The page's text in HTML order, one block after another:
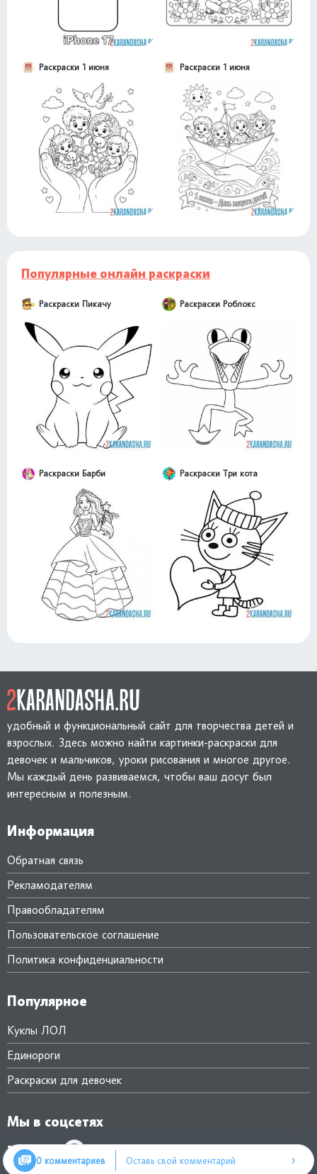
Раскраски 1 июня Раскраски 1 июня
Популярные онлайн раскраски
Раскраски Пикачу Раскраски Роблокс
Раскраски Барби Раскраски Три кота
0 комментариев Оставь свой комментарий ›
удобный и функциональный сайт для творчества детей и
взрослых. Здесь можно найти картинки-раскраски для
девочек и мальчиков, уроки рисования и многое другое.
Мы каждый день развиваемся, чтобы ваш досуг был
интересным и полезным.
Информация
Обратная связь
Рекламодателям
Правообладателям
Пользовательское соглашение
Политика конфиденциальности
Популярное
Куклы ЛОЛ
Единороги
Раскраски для девочек
Мы в соцсетях